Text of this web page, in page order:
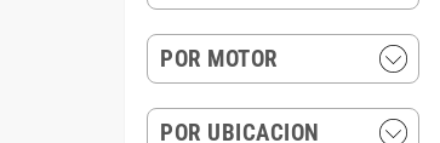
POR MOTOR
POR UBICACION